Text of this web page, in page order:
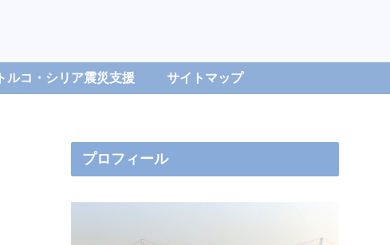
トルコ・シリア震災支援 サイトマップ
プロフィール